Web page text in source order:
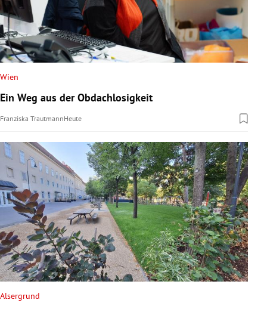
Wien
Ein Weg aus der Obdachlosigkeit
Franziska TrautmannHeute
Alsergrund